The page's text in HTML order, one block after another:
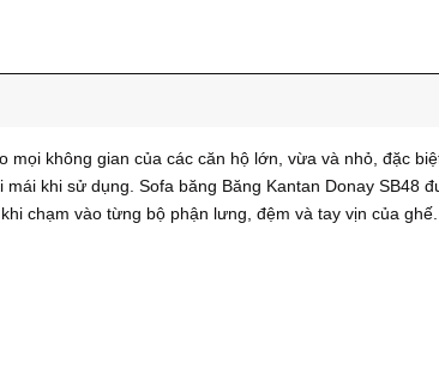
mọi không gian của các căn hộ lớn, vừa và nhỏ, đặc
khi sử dụng. Sofa băng Băng Kantan Donay SB48
chạm vào từng bộ phận lưng, đệm và tay vịn của ghế.